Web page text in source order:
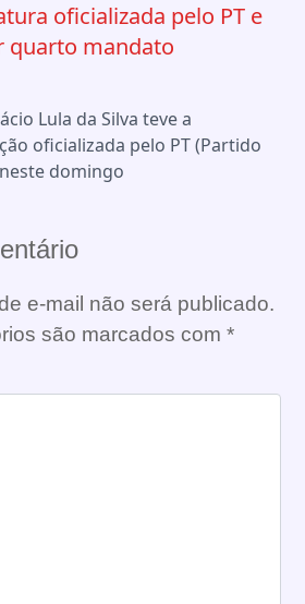
oficializada pelo PT e
quarto mandato
Lula da Silva teve a
oficializada pelo PT (Partido
domingo
e-mail não será publicado.
são marcados com *